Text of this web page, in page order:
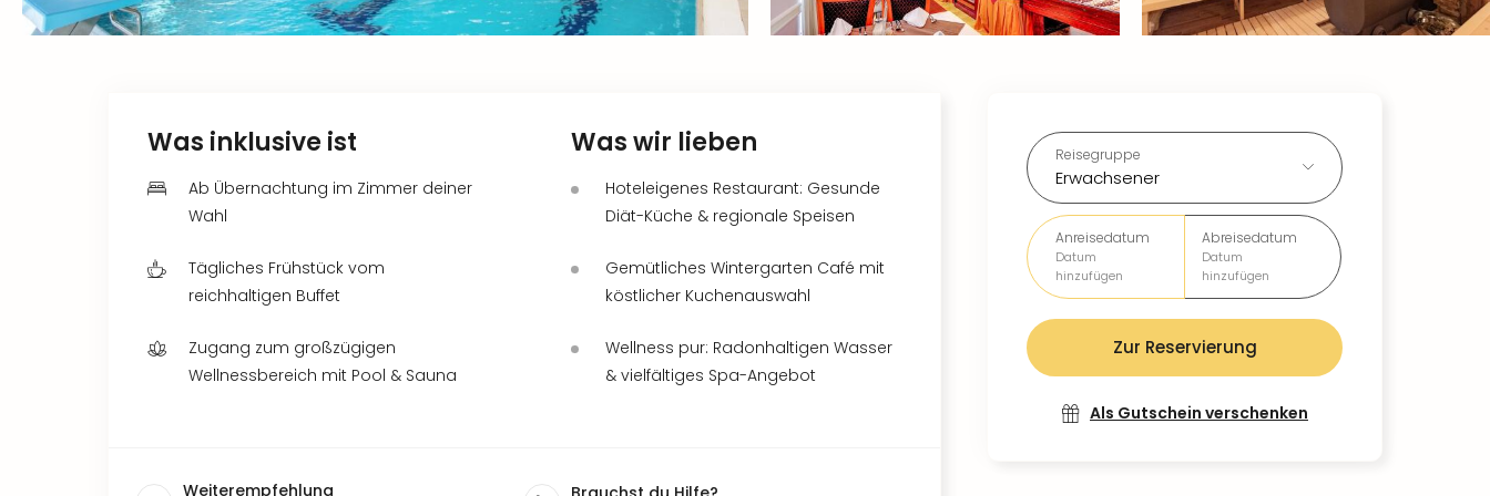
Reisegruppe
Erwachsener
Anreisedatum
Datum
hinzufügen
Abreisedatum
Datum
hinzufügen
Zur Reservierung
Als Gutschein verschenken
Was inklusive ist
Ab Übernachtung im Zimmer deiner
Wahl
Tägliches Frühstück vom
reichhaltigen Buffet
Zugang zum großzügigen
Wellnessbereich mit Pool & Sauna
Was wir lieben
Hoteleigenes Restaurant: Gesunde
Diät-Küche & regionale Speisen
Gemütliches Wintergarten Café mit
köstlicher Kuchenauswahl
Wellness pur: Radonhaltigen Wasser
& vielfältiges Spa-Angebot
Weiterempfehlung